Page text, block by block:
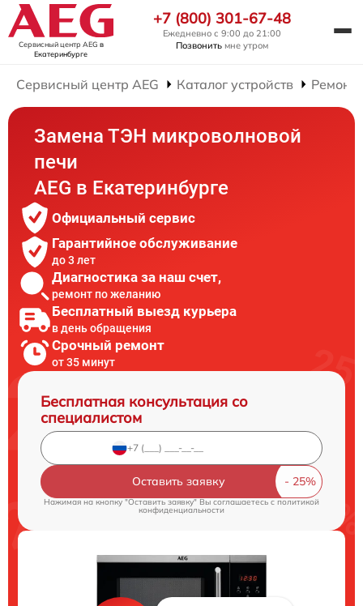
Сервисный центр AEG в
Екатеринбурге
+7 (800) 301-67-48
Ежедневно с 9:00 до 21:00
Позвонить мне утром
Сервисный центр AEG Каталог устройств Ремонт
Замена ТЭН микроволновой
печи
AEG в Екатеринбурге
Официальный сервис
Гарантийное обслуживание
до 3 лет
Диагностика за наш счет,
ремонт по желанию
Бесплатный выезд курьера
в день обращения
Срочный ремонт
от 35 минут
Бесплатная консультация со
специалистом
Оставить заявку
Нажимая на кнопку "Оставить заявку" Вы соглашаетесь cполитикой
конфиденциальности